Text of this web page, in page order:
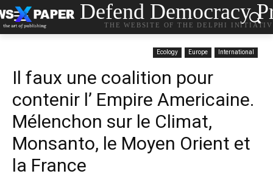
Defend Democracy
THE WEBSITE OF THE DELPHI
Ecology Europe International
Il faux une coalition pour
contenir l’ Empire Americaine.
Mélenchon sur le Climat,
Monsanto, le Moyen Orient et
la France